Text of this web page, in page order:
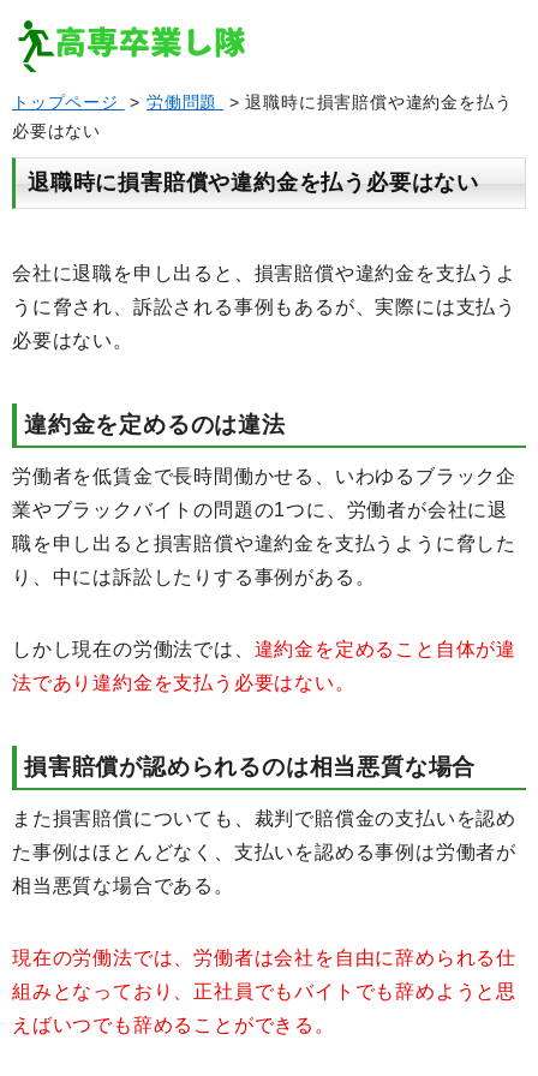
トップページ >労働問題
> 退職時に損害賠償や違約金を払う
必要はない
退職時に損害賠償や違約金を払う必要はない
会社に退職を申し出ると、損害賠償や違約金を支払うよ
うに脅され、訴訟される事例もあるが、実際には支払う
必要はない。
違約金を定めるのは違法
労働者を低賃金で長時間働かせる、いわゆるブラック企
業やブラックバイトの問題の1つに、労働者が会社に退
職を申し出ると損害賠償や違約金を支払うように脅した
り、中には訴訟したりする事例がある。
しかし現在の労働法では、 違約金を定めること自体が違
法であり違約金を支払う必要はない。
損害賠償が認められるのは相当悪質な場合
また損害賠償についても、裁判で賠償金の支払いを認め
た事例はほとんどなく、支払いを認める事例は労働者が
相当悪質な場合である。
現在の労働法では、労働者は会社を自由に辞められる仕
組みとなっており、正社員でもバイトでも辞めようと思
えばいつでも辞めることができる。